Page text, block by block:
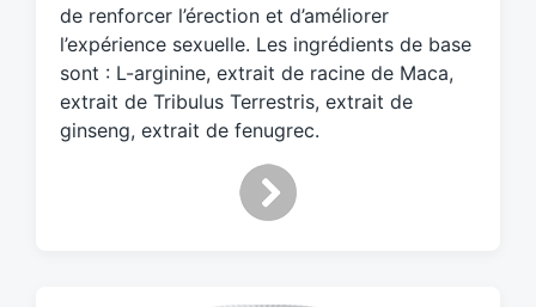
de renforcer l’érection et d’améliorer
l’expérience sexuelle. Les ingrédients de base
sont : L-arginine, extrait de racine de Maca,
extrait de Tribulus Terrestris, extrait de
ginseng, extrait de fenugrec.